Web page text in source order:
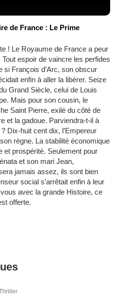
de France : Le Prime
! Le Royaume de France a peur
espoir de vaincre les perfides
si François d’Arc, son obscur
enfin à aller la libérer. Seize
Grand Siècle, celui de Louis
Mais pour son cousin, le
Saint Pierre, exilé du côté de
et la gadoue. Parviendra-t-il à
Dix-huit cent dix, l’Empereur
règne. La stabilité économique
et prospérité. Seulement pour
et son mari Jean,
jamais assez, ils sont bien
social s’arrêtait enfin à leur
avec la grande Histoire, ce
offerte.